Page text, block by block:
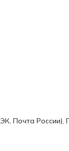
Почта России),